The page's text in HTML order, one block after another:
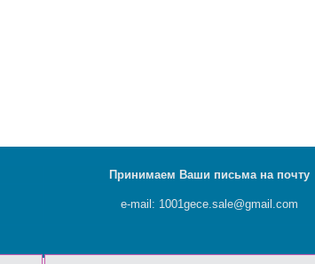
Принимаем Ваши письма на почту
e-mail: 1001gece.sale@gmail.com